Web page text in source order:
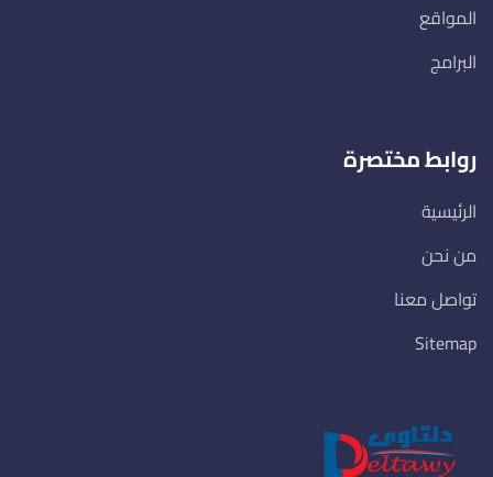
المواقع
البرامج
روابط مختصرة
الرئيسية
من نحن
تواصل معنا
Sitemap